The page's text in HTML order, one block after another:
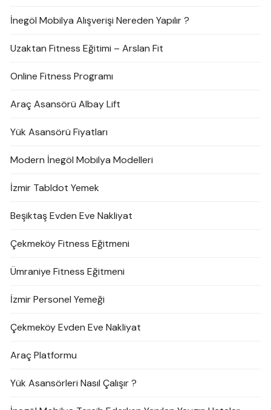
İnegöl Mobilya Alışverişi Nereden Yapılır ?
Uzaktan Fitness Eğitimi – Arslan Fit
Online Fitness Programı
Araç Asansörü Albay Lift
Yük Asansörü Fiyatları
Modern İnegöl Mobilya Modelleri
İzmir Tabldot Yemek
Beşiktaş Evden Eve Nakliyat
Çekmeköy Fitness Eğitmeni
Ümraniye Fitness Eğitmeni
İzmir Personel Yemeği
Çekmeköy Evden Eve Nakliyat
Araç Platformu
Yük Asansörleri Nasıl Çalışır ?